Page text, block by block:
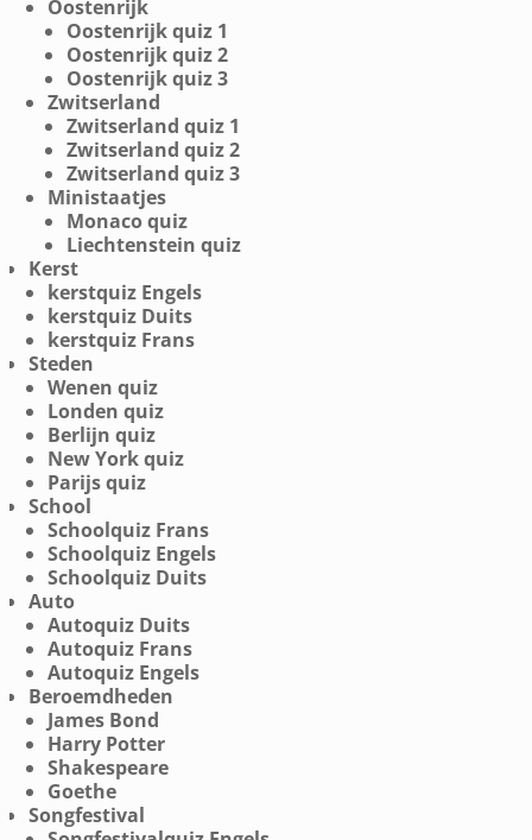
Oostenrijk
Oostenrijk quiz 1
Oostenrijk quiz 2
Oostenrijk quiz 3
Zwitserland
Zwitserland quiz 1
Zwitserland quiz 2
Zwitserland quiz 3
Ministaatjes
Monaco quiz
Liechtenstein quiz
Kerst
kerstquiz Engels
kerstquiz Duits
kerstquiz Frans
Steden
Wenen quiz
Londen quiz
Berlijn quiz
New York quiz
Parijs quiz
School
Schoolquiz Frans
Schoolquiz Engels
Schoolquiz Duits
Auto
Autoquiz Duits
Autoquiz Frans
Autoquiz Engels
Beroemdheden
James Bond
Harry Potter
Shakespeare
Goethe
Songfestival